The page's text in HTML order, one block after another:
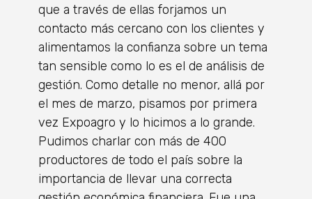
que a través de ellas forjamos un
contacto más cercano con los clientes y
alimentamos la confianza sobre un tema
tan sensible como lo es el de análisis de
gestión. Como detalle no menor, allá por
el mes de marzo, pisamos por primera
vez Expoagro y lo hicimos a lo grande.
Pudimos charlar con más de 400
productores de todo el país sobre la
importancia de llevar una correcta